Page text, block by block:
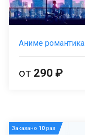
Аниме романтика
от 290 ₽
Заказано 10раз